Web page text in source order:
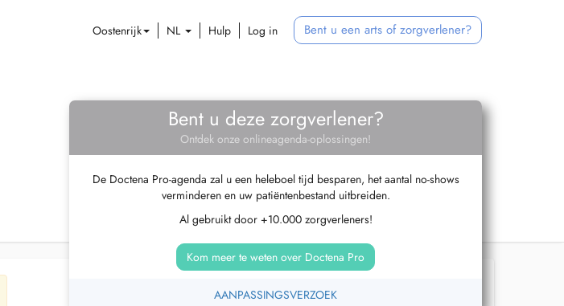
Oostenrijk NL Hulp Log in Bent u een arts of zorgverlener?
Bent u deze zorgverlener?
Ontdek onze onlineagenda-oplossingen!
De Doctena Pro-agenda zal u een heleboel tijd besparen, het aantal no-shows
verminderen en uw patiëntenbestand uitbreiden.
Al gebruikt door +10.000 zorgverleners!
Kom meer te weten over Doctena Pro
AANPASSINGSVERZOEK